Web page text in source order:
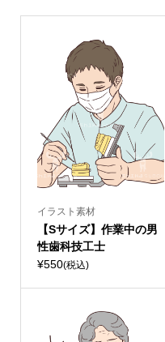
イラスト素材
【Sサイズ】作業中の男
性歯科技工士
¥550(税込)